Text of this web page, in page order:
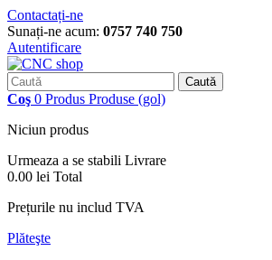
Contactați-ne
Sunați-ne acum: 0757 740 750
Autentificare
Caută
Coş 0 Produs Produse (gol)
Niciun produs
Urmeaza a se stabili Livrare
0.00 lei Total
Prețurile nu includ TVA
Plăteşte